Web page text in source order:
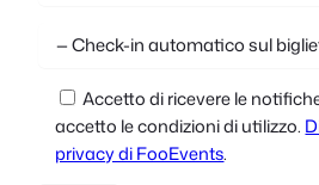
Accetto di ricevere le
accetto le condizioni di utilizzo.
privacy di FooEvents.